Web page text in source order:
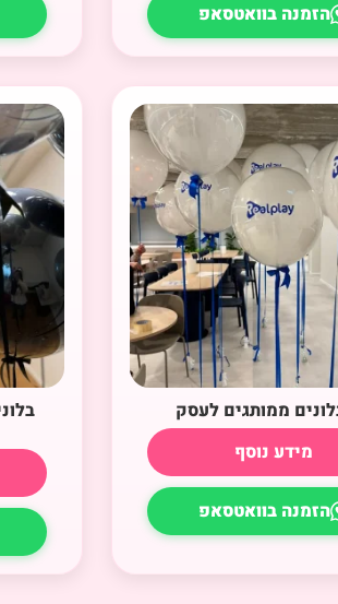
הזמנה בוואטסאפ
ממותגים לעסק
מידע נוסף
הזמנה בוואטסאפ